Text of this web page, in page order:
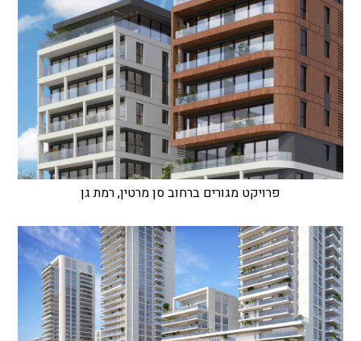
פרויקט מגורים ברחוב סן מרטין, רמת גן